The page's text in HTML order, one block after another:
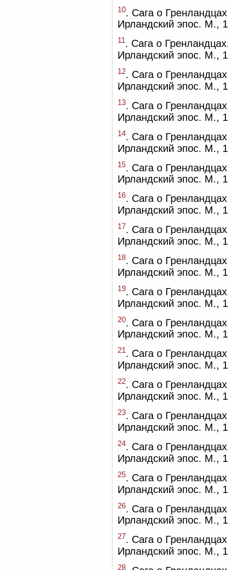
10
. Сага о
Ирландский эпос. М.,
11. Сага о
Ирландский эпос. М.,
12. Сага о
Ирландский эпос. М.,
13. Сага о
Ирландский эпос. М.,
14. Сага о
Ирландский эпос. М.,
15
. Сага о
Ирландский эпос. М.,
16. Сага о
Ирландский эпос. М.,
17. Сага о
Ирландский эпос. М.,
18. Сага о
Ирландский эпос. М.,
19. Сага о
Ирландский эпос. М.,
20. Сага о
Ирландский эпос. М.,
21. Сага о
Ирландский эпос. М.,
22. Сага о
Ирландский эпос. М.,
23. Сага о
Ирландский эпос. М.,
24. Сага о
Ирландский эпос. М.,
25. Сага о
Ирландский эпос. М.,
26
. Сага о
Ирландский эпос. М.,
27. Сага о
Ирландский эпос. М.,
28